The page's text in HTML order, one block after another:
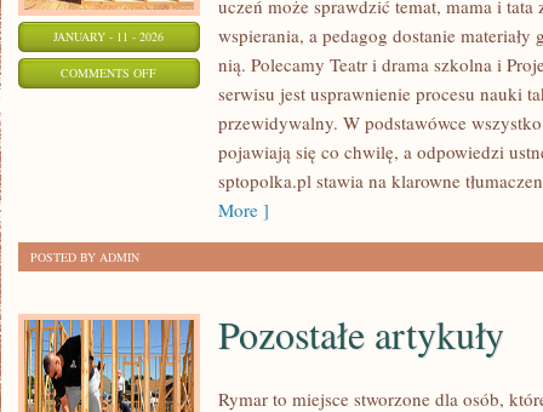
JANUARY - 11 - 2026
COMMENTS OFFON
PODSTAWOWA
uczeń może sprawdzić temat, mama i
wspierania, a pedagog dostanie
nią. Polecamy Teatr i drama szkolna i
serwisu jest usprawnienie procesu nauki
przewidywalny. W podstawówce
pojawiają się co chwilę, a odpowiedzi
sptopolka.pl stawia na klarowne
More ]
POSTED BY ADMIN
Pozostałe artykuły
Rymar to miejsce stworzone dla osób,